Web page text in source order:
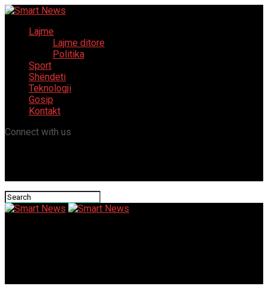
Lajme
Lajme ditore
Politika
Sport
Shëndeti
Teknologji
Gosip
Kontakt
Connect with us